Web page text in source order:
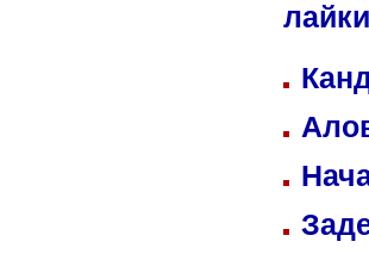
лайки